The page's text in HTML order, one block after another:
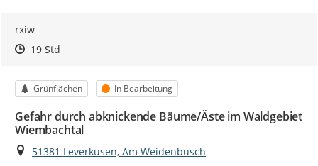
rxiw
Zeitpunkt des Erstellens
Zeitpunkt des Erstellens
19 StdZur Äußerung
Kategorie
Grünflächen Status
In Bearbeitung
Gefahr durch abknickende Bäume/Äste im Waldgebiet
Wiembachtal
Ort
51381 Leverkusen, Am Weidenbusch